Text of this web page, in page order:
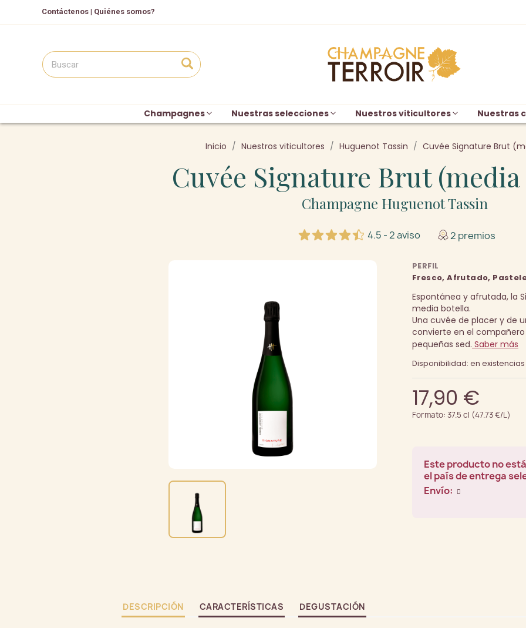
Contáctenos | Quiénes somos?
Champagnes Nuestras selecciones Nuestros viticultores Nuestras
Inicio Nuestros viticultores Huguenot Tassin Cuvée Signature Brut
Cuvée Signature Brut
Champagne Huguenot Tassin
4.5 - 2 aviso 2 premios
PERFIL
Fresco, Afrutado,
Espontánea y afrutada, la
media botella.
Una cuvée de placer y de
convierte en el compañero
pequeñas sed. Saber más
Disponibilidad: en existencias
17,90 €
Formato: 37.5 cl (47.73 €/L)
Este producto no
el país de entrega
Envío:
DESCRIPCIÓN CARACTERÍSTICAS DEGUSTACIÓN